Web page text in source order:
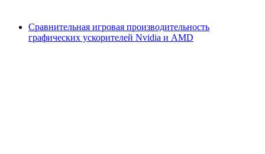
Сравнительная игровая производительность
графических ускорителей Nvidia и AMD